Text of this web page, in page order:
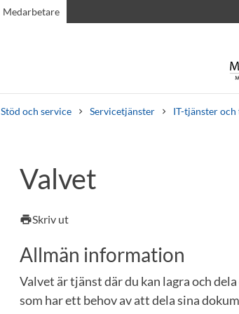
Medarbetare
Stöd och service Servicetjänster IT-tjänster
Kursplaner Välkomstbrev
Valvet
printSkriv ut
Allmän information
Valvet är tjänst där du kan lagra och
som har ett behov av att dela sina